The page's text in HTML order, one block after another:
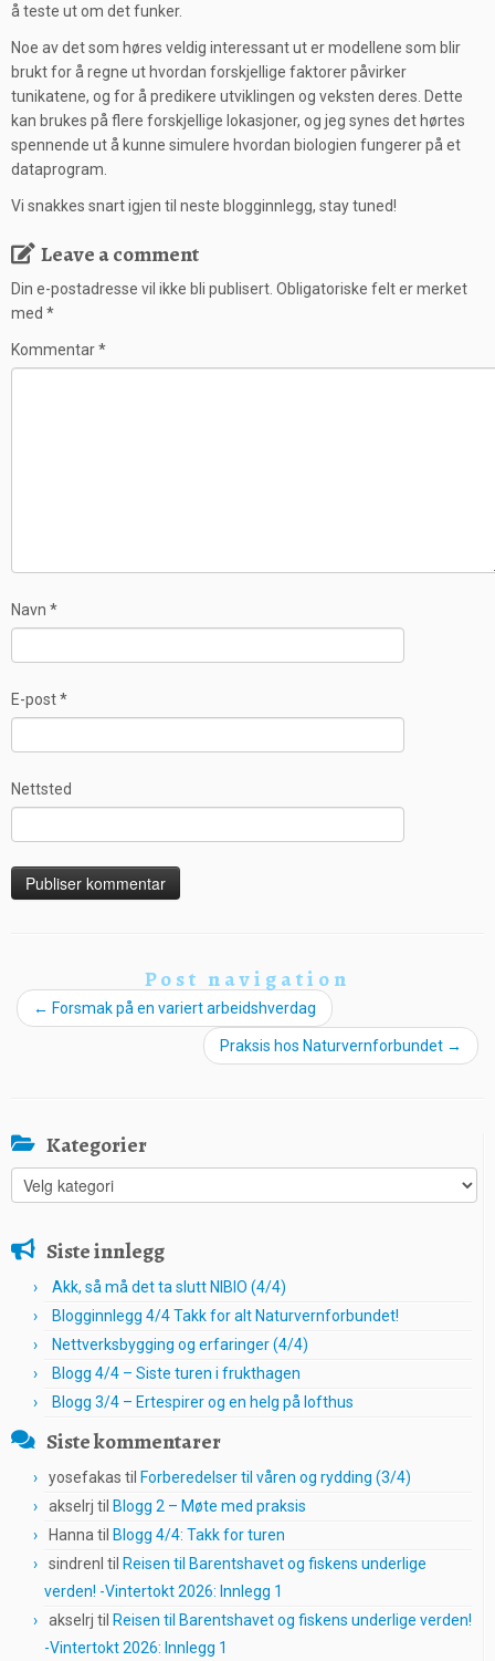
å teste ut om det funker.
Noe av det som høres veldig interessant ut er modellene som blir
brukt for å regne ut hvordan forskjellige faktorer påvirker
tunikatene, og for å predikere utviklingen og veksten deres. Dette
kan brukes på flere forskjellige lokasjoner, og jeg synes det hørtes
spennende ut å kunne simulere hvordan biologien fungerer på et
dataprogram.
Vi snakkes snart igjen til neste blogginnlegg, stay tuned!
Leave a comment
Din e-postadresse vil ikke bli publisert. Obligatoriske felt er merket
med *
Kommentar*
Navn *
E-post*
Nettsted
Post navigation
← Forsmak på en variert arbeidshverdag
Praksis hos Naturvernforbundet →
Kategorier
Kategorier
Siste innlegg
Akk, så må det ta slutt NIBIO (4/4)
Blogginnlegg 4/4 Takk for alt Naturvernforbundet!
Nettverksbygging og erfaringer (4/4)
Blogg 4/4 – Siste turen i frukthagen
Blogg 3/4 – Ertespirer og en helg på lofthus
Siste kommentarer
yosefakas til Forberedelser til våren og rydding (3/4)
akselrj til Blogg 2 – Møte med praksis
Hanna til Blogg 4/4: Takk for turen
sindrenl til Reisen til Barentshavet og fiskens underlige
verden! -Vintertokt 2026: Innlegg 1
akselrj til Reisen til Barentshavet og fiskens underlige verden!
-Vintertokt 2026: Innlegg 1